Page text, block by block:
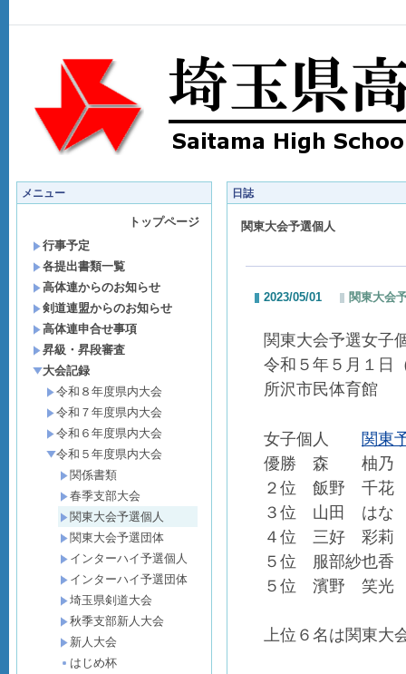
メニュー
トップページ
行事予定
各提出書類一覧
高体連からのお知らせ
剣道連盟からのお知らせ
高体連申合せ事項
昇級・昇段審査
大会記録
令和８年度県内大会
令和７年度県内大会
令和６年度県内大会
令和５年度県内大会
関係書類
春季支部大会
関東大会予選個人
関東大会予選団体
インターハイ予選個人
インターハイ予選団体
埼玉県剣道大会
秋季支部新人大会
新人大会
はじめ杯
日誌
関東大会予選個人
2023/05/01 関東大会
関東大会予選女子
令和５年５月１日
所沢市民体育館
女子個人 関東
優勝 森 柚乃
２位 飯野 千花
３位 山田 は
４位 三好 彩莉
５位 服部紗也香
５位 濱野 笑光
上位６名は関東大